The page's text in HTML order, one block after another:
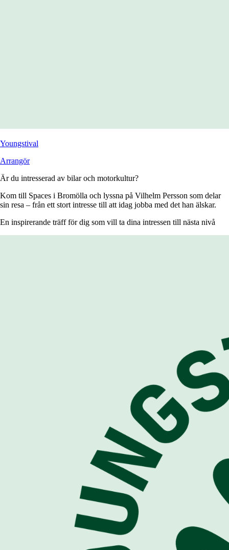
Youngstival
Arrangör
Är du intresserad av bilar och motorkultur?
Kom till Spaces i Bromölla och lyssna på Vilhelm Persson som delar
sin resa – från ett stort intresse till att idag jobba med det han älskar.
En inspirerande träff för dig som vill ta dina intressen till nästa nivå